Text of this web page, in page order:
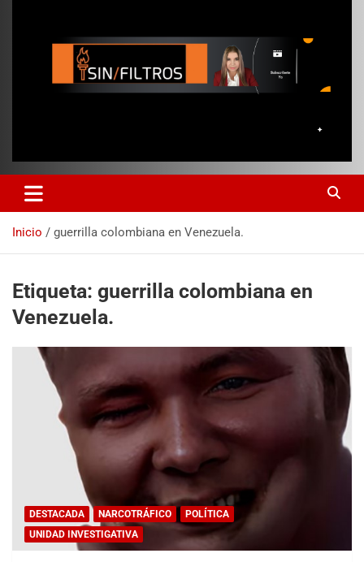
Inicio guerrilla colombiana en Venezuela.
Etiqueta: guerrilla colombiana en
Venezuela.
DESTACADA NARCOTRÁFICO
POLÍTICA
UNIDAD INVESTIGATIVA